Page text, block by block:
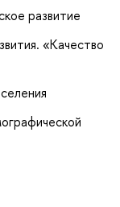
развитие
«Качество